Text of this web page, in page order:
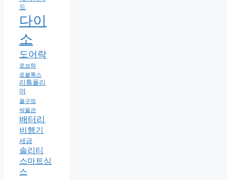
도
다이
소
도어락
로보락
로블록스
리튬폴리
머
물구멍
박물관
배터리
비행기
세금
솔리티
스마트싱
스